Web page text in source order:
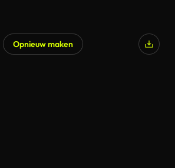
Opnieuw maken